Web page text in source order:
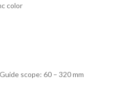
color
scope: 60 – 320 mm